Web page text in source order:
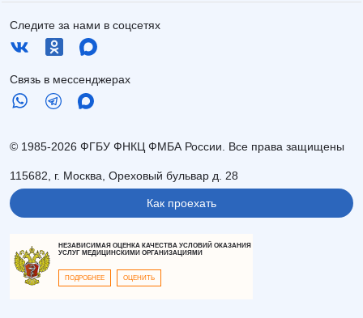
Следите за нами в соцсетях
Связь в мессенджерах
© 1985-2026 ФГБУ ФНКЦ ФМБА России. Все права защищены
115682, г. Москва, Ореховый бульвар д. 28
Как проехать
НЕЗАВИСИМАЯ ОЦЕНКА КАЧЕСТВА УСЛОВИЙ ОКАЗАНИЯ
УСЛУГ МЕДИЦИНСКИМИ ОРГАНИЗАЦИЯМИ
ПОДРОБНЕЕ ОЦЕНИТЬ